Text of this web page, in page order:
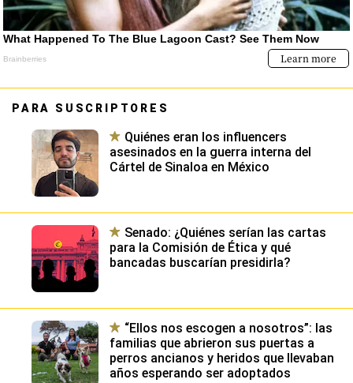
PARA SUSCRIPTORES
Quiénes eran los influencers
asesinados en la guerra interna del
Cártel de Sinaloa en México
Senado: ¿Quiénes serían las cartas
para la Comisión de Ética y qué
bancadas buscarían presidirla?
“Ellos nos escogen a nosotros”: las
familias que abrieron sus puertas a
perros ancianos y heridos que llevaban
años esperando ser adoptados